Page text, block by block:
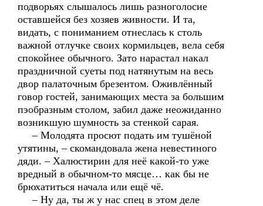
подворьях слышалось лишь разноголосие
оставшейся без хозяев живности. И та,
видать, с пониманием отнеслась к столь
важной отлучке своих кормильцев, вела себя
спокойнее обычного. Зато нарастал накал
праздничной суеты под натянутым на весь
двор палаточным брезентом. Оживлённый
говор гостей, занимающих места за большим
пэобразным столом, забил даже неожиданно
возникшую шумность за стенкой сарая.
– Молодята просют подать им тушёной
утятины, – скомандовала жена невестиного
дяди. – Халюстирин для неё какой-то уже
вредный в обычном-то мясце… как бы не
брюхатиться начала или ещё чё.
– Ну да, ты ж у нас спец в этом деле